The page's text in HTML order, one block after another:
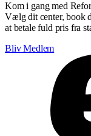
Kom i gang med
Vælg dit center, book
at betale fuld pris fra
Bliv Medlem